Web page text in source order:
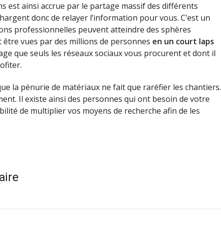
est ainsi accrue par le partage massif des différents
donc de relayer l’information pour vous. C’est un
professionnelles peuvent atteindre des sphères
être vues par des millions de personnes en un court laps
que seuls les réseaux sociaux vous procurent et dont il
la pénurie de matériaux ne fait que raréfier les chantiers.
Il existe ainsi des personnes qui ont besoin de votre
de multiplier vos moyens de recherche afin de les